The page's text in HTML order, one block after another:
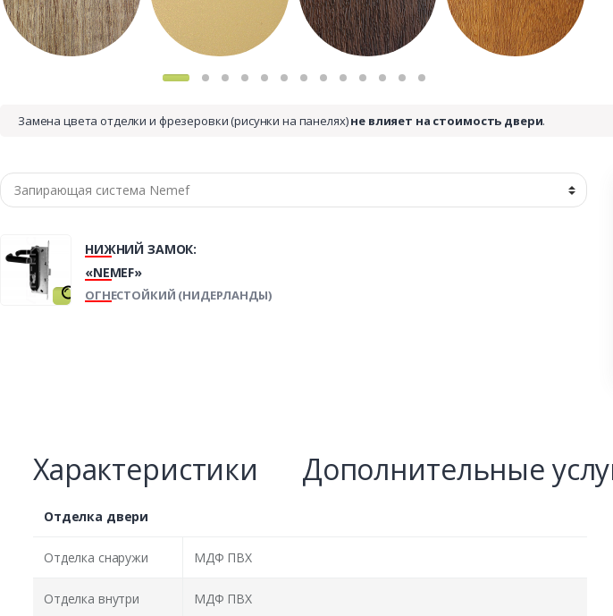
Замена цвета отделки и фрезеровки (рисунки на панелях)не влияет на стоимость двери.
НИЖНИЙ ЗАМОК:
«NEMEF»
ОГНЕСТОЙКИЙ (НИДЕРЛАНДЫ)
Характеристики Дополнительные
Отделка двери
Отделка снаружи МДФ ПВХ
Отделка внутри МДФ ПВХ